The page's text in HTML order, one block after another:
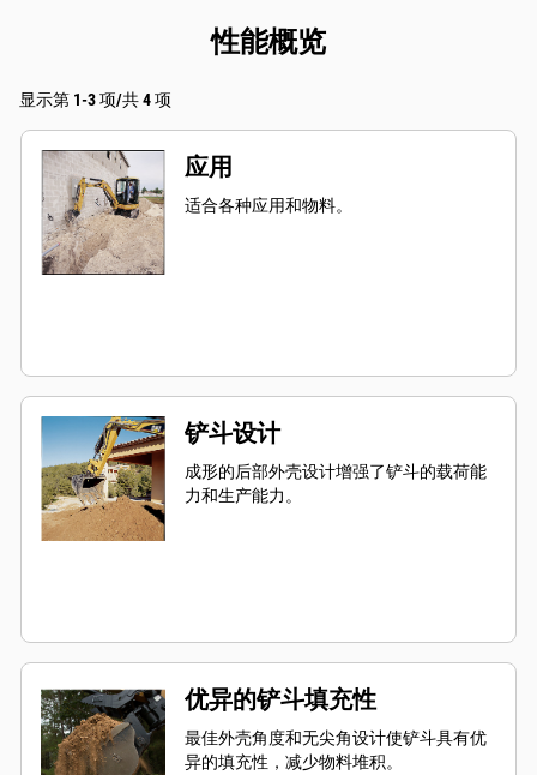
性能概览
显示第 1-3 项/共 4 项
应用
适合各种应用和物料。
铲斗设计
成形的后部外壳设计增强了铲斗的载荷能
力和生产能力。
优异的铲斗填充性
最佳外壳角度和无尖角设计使铲斗具有优
异的填充性，减少物料堆积。